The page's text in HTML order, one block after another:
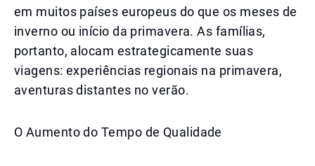
em muitos países europeus do que os meses de
inverno ou início da primavera. As famílias,
portanto, alocam estrategicamente suas
viagens: experiências regionais na primavera,
aventuras distantes no verão.
O Aumento do Tempo de Qualidade